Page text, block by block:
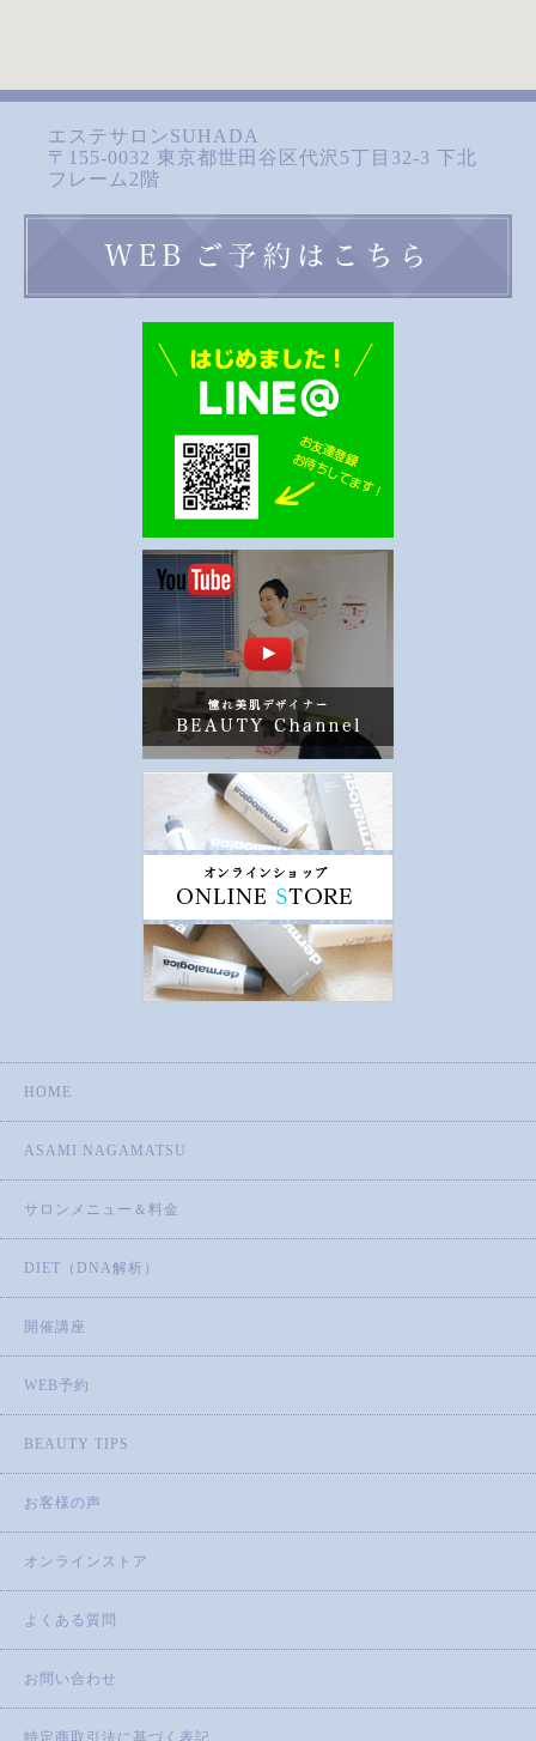
エステサロンSUHADA
〒155-0032 東京都世田谷区代沢5丁目32-3 下北
フレーム2階
HOME
ASAMI NAGAMATSU
サロンメニュー＆料金
DIET（DNA解析）
開催講座
WEB予約
BEAUTY TIPS
お客様の声
オンラインストア
よくある質問
お問い合わせ
特定商取引法に基づく表記